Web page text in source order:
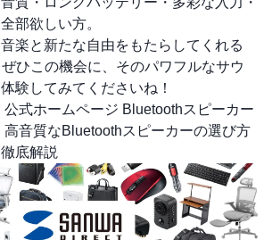
部欲しい方。
楽と新たな自由をもたらしてくれる
ぜひこの機会に、そのパワフルなサウ
験してみてくださいね！
式ホームページ Bluetoothスピーカー
高音質なBluetoothスピーカーの選び方
底解説